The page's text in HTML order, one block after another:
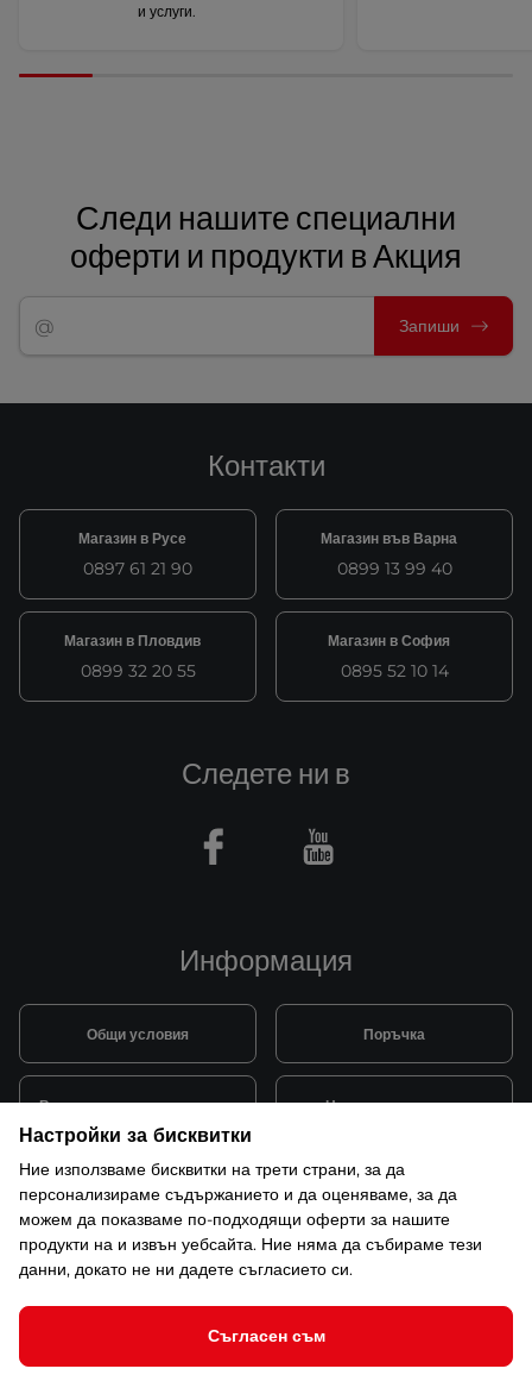
и услуги.
Следи нашите специални
оферти и продукти в Акция
Запиши
Контакти
Магазин в Русе
0897 61 21 90
Магазин във Варна
0899 13 99 40
Магазин в Пловдив
0899 32 20 55
Магазин в София
0895 52 10 14
Информация
Общи условия Поръчка
Видове и цена за транспорт Начини на плащане
Система за лоялни клиенти Монтаж и поддръжка
Рекламации и гаранция
Следете ни в
Facebook Youtube
Настройки за бисквитки
Ние използваме бисквитки на трети страни, за да
персонализираме съдържанието и да оценяваме, за да
можем да показваме по-подходящи оферти за нашите
продукти на и извън уебсайта. Ние няма да събираме тези
данни, докато не ни дадете съгласието си.
Съгласен съм